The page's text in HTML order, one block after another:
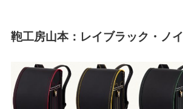
鞄工房山本：レイブラック・ノイ